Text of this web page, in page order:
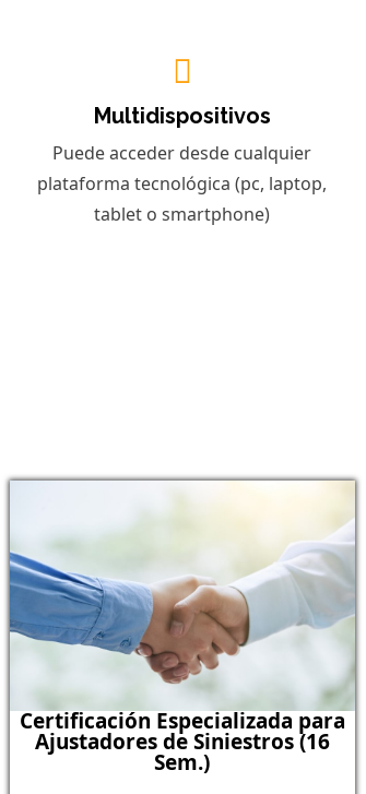
Multidispositivos
Puede acceder desde cualquier
plataforma tecnológica (pc, laptop,
tablet o smartphone)
Certificación Especializada para
Ajustadores de Siniestros (16
Sem.)